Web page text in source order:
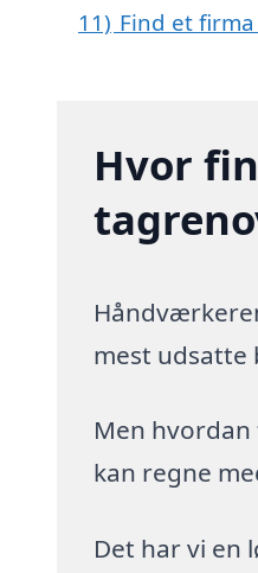
11) Find et
Hvor
mest udsatte
Men
kan regne
Det har vi en